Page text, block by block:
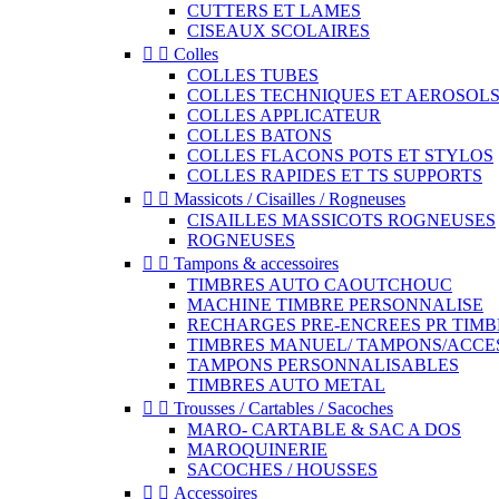
CUTTERS ET LAMES
CISEAUX SCOLAIRES
  Colles
COLLES TUBES
COLLES TECHNIQUES ET AEROSOLS
COLLES APPLICATEUR
COLLES BATONS
COLLES FLACONS POTS ET STYLOS
COLLES RAPIDES ET TS SUPPORTS
  Massicots / Cisailles / Rogneuses
CISAILLES MASSICOTS ROGNEUSES
ROGNEUSES
  Tampons & accessoires
TIMBRES AUTO CAOUTCHOUC
MACHINE TIMBRE PERSONNALISE
RECHARGES PRE-ENCREES PR
TIMBRES MANUEL/ TAMPONS/
TAMPONS PERSONNALISABLES
TIMBRES AUTO METAL
  Trousses / Cartables / Sacoches
MARO- CARTABLE & SAC A DOS
MAROQUINERIE
SACOCHES / HOUSSES
  Accessoires